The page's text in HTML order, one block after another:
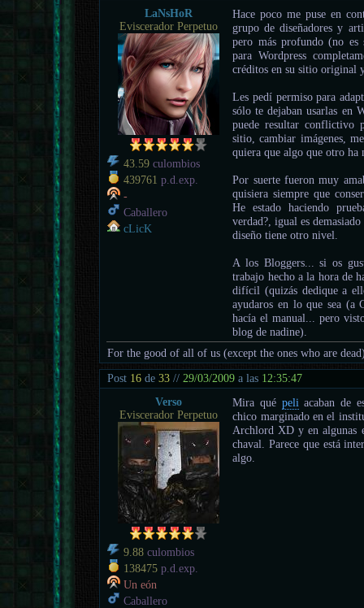
LaNsHoR
Eviscerador Perpetuo
43.59 culombios
439761 p.d.exp.
-
Caballero
cLicK
Hace poco me puse en
grupo de diseñadores y
pero más profundo (no es
para Wordpress
créditos en su sitio original
Les pedí permiso para
sólo te dejaban usarlas en
puede resultar conflictivo
sitio, cambiar imágenes,
quiera que algo que otro
Por suerte fueron muy
quisiera siempre que
He estado haciendo
verdad?, igual es
diseño tiene otro nivel.
A los Bloggers... si os
trabajo hecho a la hora de
difícil (quizás dedique a
ayudaros en lo que sea
hacía el manual... pero
blog de nadine).
For the good of all of us (except the ones who are
Post 16 de33 //29/03/2009 a las 12:35:47
Verso
Eviscerador Perpetuo
9.88 culombios
138475 p.d.exp.
Un eón
Caballero
Mira qué peli acaban de
chico marginado en el
Archlord XD y en algunas
chaval. Parece que está
algo.